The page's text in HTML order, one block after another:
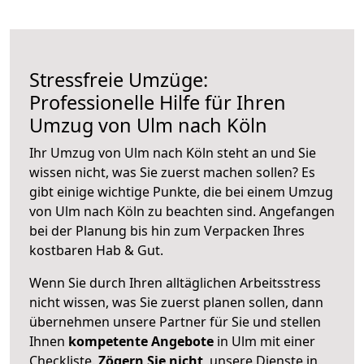
Stressfreie Umzüge:
Professionelle Hilfe für Ihren
Umzug von Ulm nach Köln
Ihr Umzug von Ulm nach Köln steht an und Sie
wissen nicht, was Sie zuerst machen sollen? Es
gibt einige wichtige Punkte, die bei einem Umzug
von Ulm nach Köln zu beachten sind. Angefangen
bei der Planung bis hin zum Verpacken Ihres
kostbaren Hab & Gut.
Wenn Sie durch Ihren alltäglichen Arbeitsstress
nicht wissen, was Sie zuerst planen sollen, dann
übernehmen unsere Partner für Sie und stellen
Ihnen kompetente Angebote in Ulm mit einer